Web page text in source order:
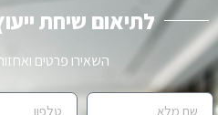
לתיאום שיחת
השאירו פרטים